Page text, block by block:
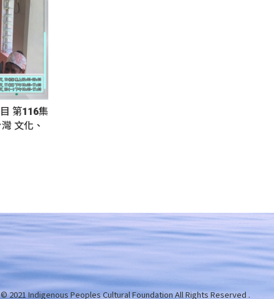
第116集
文化、
2021 Indigenous Peoples Cultural Foundation All Rights Reserved .